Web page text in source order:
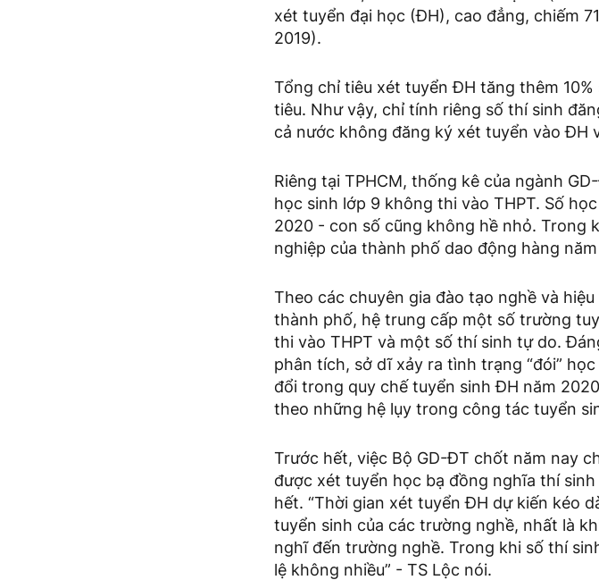
xét tuyển đại học (ĐH), cao đẳng, chiếm
2019).
Tổng chỉ tiêu xét tuyển ĐH tăng thêm
tiêu. Như vậy, chỉ tính riêng số thí sinh
cả nước không đăng ký xét tuyển vào ĐH
Riêng tại TPHCM, thống kê của ngành
học sinh lớp 9 không thi vào THPT. Số
2020 - con số cũng không hề nhỏ. Trong
nghiệp của thành phố dao động hàng
Theo các chuyên gia đào tạo nghề và
thành phố, hệ trung cấp một số trường
thi vào THPT và một số thí sinh tự do.
phân tích, sở dĩ xảy ra tình trạng “đói”
đổi trong quy chế tuyển sinh ĐH năm
theo những hệ lụy trong công tác tuyển
Trước hết, việc Bộ GD-ĐT chốt năm nay
được xét tuyển học bạ đồng nghĩa thí
hết. “Thời gian xét tuyển ĐH dự kiến kéo
tuyển sinh của các trường nghề, nhất là
nghĩ đến trường nghề. Trong khi số thí
lệ không nhiều” - TS Lộc nói.